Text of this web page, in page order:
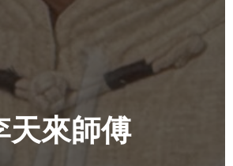
天來師傅